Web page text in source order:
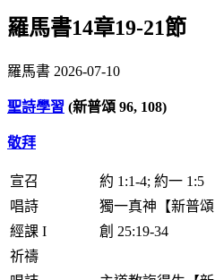
羅馬書14章19-21節
羅馬書 2026-07-10
聖詩學習 (新普頌 96, 108)
敬拜
宣召
約 1:1-4; 約一 1:5
唱詩
獨一真神【新普頌
經課 I
創 25:19-34
祈禱